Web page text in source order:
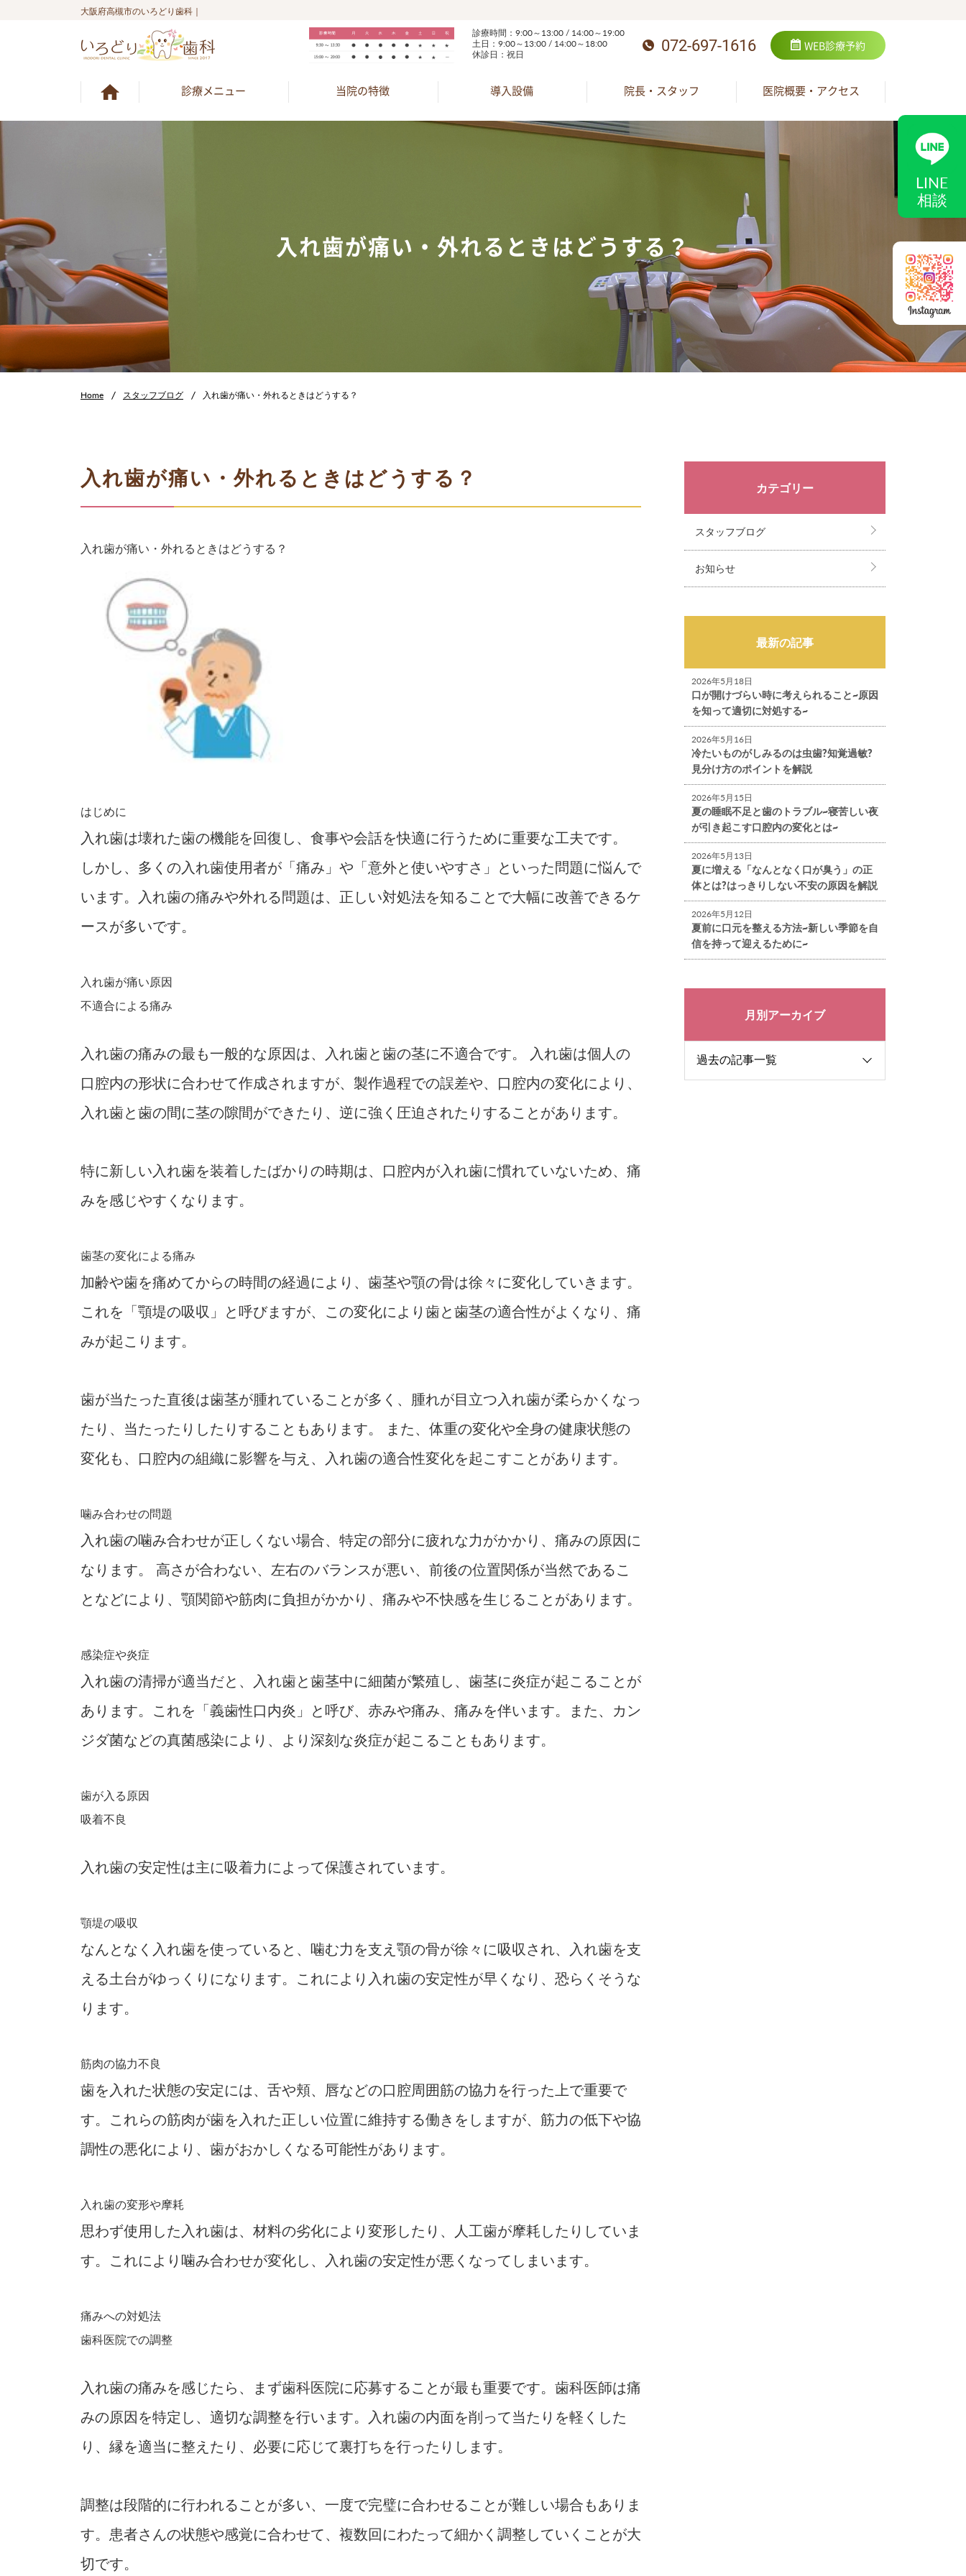
大阪府高槻市のいろどり歯科｜
診療時間：9:00～13:00 / 14:00～19:00
土日：9:00～13:00 / 14:00～18:00
休診日：祝日
072-697-1616 WEB診療予約
診療メニュー 当院の特徴 導入設備 院長・スタッフ 医院概要・アクセス
入れ歯が痛い・外れるときはどうする？
Home スタッフブログ 入れ歯が痛い・外れるときはどうする？
入れ歯が痛い・外れるときはどうする？
入れ歯が痛い・外れるときはどうする？
はじめに
入れ歯は壊れた歯の機能を回復し、食事や会話を快適に行うために重要な工夫です。
しかし、多くの入れ歯使用者が「痛み」や「意外と使いやすさ」といった問題に悩んで
います。入れ歯の痛みや外れる問題は、正しい対処法を知ることで大幅に改善できるケ
ースが多いです。
入れ歯が痛い原因
不適合による痛み
入れ歯の痛みの最も一般的な原因は、入れ歯と歯の茎に不適合です。 入れ歯は個人の
口腔内の形状に合わせて作成されますが、製作過程での誤差や、口腔内の変化により、
入れ歯と歯の間に茎の隙間ができたり、逆に強く圧迫されたりすることがあります。
特に新しい入れ歯を装着したばかりの時期は、口腔内が入れ歯に慣れていないため、痛
みを感じやすくなります。
歯茎の変化による痛み
加齢や歯を痛めてからの時間の経過により、歯茎や顎の骨は徐々に変化していきます。
これを「顎堤の吸収」と呼びますが、この変化により歯と歯茎の適合性がよくなり、痛
みが起こります。
歯が当たった直後は歯茎が腫れていることが多く、腫れが目立つ入れ歯が柔らかくなっ
たり、当たったりしたりすることもあります。 また、体重の変化や全身の健康状態の
変化も、口腔内の組織に影響を与え、入れ歯の適合性変化を起こすことがあります。
噛み合わせの問題
入れ歯の噛み合わせが正しくない場合、特定の部分に疲れな力がかかり、痛みの原因に
なります。 高さが合わない、左右のバランスが悪い、前後の位置関係が当然であるこ
となどにより、顎関節や筋肉に負担がかかり、痛みや不快感を生じることがあります。
感染症や炎症
入れ歯の清掃が適当だと、入れ歯と歯茎中に細菌が繁殖し、歯茎に炎症が起こることが
あります。これを「義歯性口内炎」と呼び、赤みや痛み、痛みを伴います。また、カン
ジダ菌などの真菌感染により、より深刻な炎症が起こることもあります。
歯が入る原因
吸着不良
入れ歯の安定性は主に吸着力によって保護されています。
顎堤の吸収
なんとなく入れ歯を使っていると、噛む力を支え顎の骨が徐々に吸収され、入れ歯を支
える土台がゆっくりになります。これにより入れ歯の安定性が早くなり、恐らくそうな
ります。
筋肉の協力不良
歯を入れた状態の安定には、舌や頬、唇などの口腔周囲筋の協力を行った上で重要で
す。これらの筋肉が歯を入れた正しい位置に維持する働きをしますが、筋力の低下や協
調性の悪化により、歯がおかしくなる可能性があります。
入れ歯の変形や摩耗
思わず使用した入れ歯は、材料の劣化により変形したり、人工歯が摩耗したりしていま
す。これにより噛み合わせが変化し、入れ歯の安定性が悪くなってしまいます。
痛みへの対処法
歯科医院での調整
入れ歯の痛みを感じたら、まず歯科医院に応募することが最も重要です。歯科医師は痛
みの原因を特定し、適切な調整を行います。入れ歯の内面を削って当たりを軽くした
り、縁を適当に整えたり、必要に応じて裏打ちを行ったりします。
調整は段階的に行われることが多い、一度で完璧に合わせることが難しい場合もありま
す。患者さんの状態や感覚に合わせて、複数回にわたって細かく調整していくことが大
切です。
カテゴリー
スタッフブログ
お知らせ
最新の記事
2026年5月18日
口が開けづらい時に考えられること~原因
を知って適切に対処する~
2026年5月16日
冷たいものがしみるのは虫歯?知覚過敏?
見分け方のポイントを解説
2026年5月15日
夏の睡眠不足と歯のトラブル~寝苦しい夜
が引き起こす口腔内の変化とは~
2026年5月13日
夏に増える「なんとなく口が臭う」の正
体とは?はっきりしない不安の原因を解説
2026年5月12日
夏前に口元を整える方法~新しい季節を自
信を持って迎えるために~
月別アーカイブ
LINE
相談